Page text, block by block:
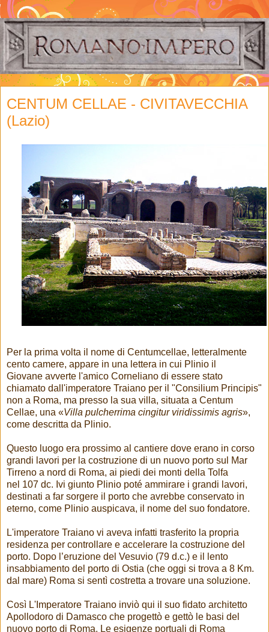
CENTUM CELLAE - CIVITAVECCHIA
(Lazio)
Per la prima volta il nome di Centumcellae, letteralmente
cento camere, appare in una lettera in cui Plinio il
Giovane avverte l'amico Corneliano di essere stato
chiamato dall'imperatore Traiano per il "Consilium Principis"
non a Roma, ma presso la sua villa, situata a Centum
Cellae, una «Villa pulcherrima cingitur viridissimis agris»,
come descritta da Plinio.
Questo luogo era prossimo al cantiere dove erano in corso
grandi lavori per la costruzione di un nuovo porto sul Mar
Tirreno a nord di Roma, ai piedi dei monti della Tolfa
nel 107 dc. Ivi giunto Plinio poté ammirare i grandi lavori,
destinati a far sorgere il porto che avrebbe conservato in
eterno, come Plinio auspicava, il nome del suo fondatore.
L'imperatore Traiano vi aveva infatti trasferito la propria
residenza per controllare e accelerare la costruzione del
porto. Dopo l’eruzione del Vesuvio (79 d.c.) e il lento
insabbiamento del porto di Ostia (che oggi si trova a 8 Km.
dal mare) Roma si sentì costretta a trovare una soluzione.
Così L'Imperatore Traiano inviò qui il suo fidato architetto
Apollodoro di Damasco che progettò e gettò le basi del
nuovo porto di Roma. Le esigenze portuali di Roma